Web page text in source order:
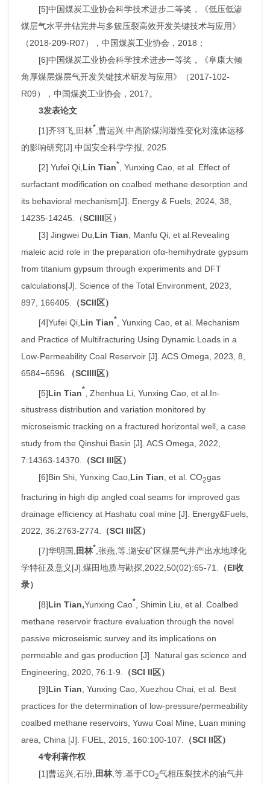
[5]中国煤炭工业协会科学技术进步二等奖，《低压低渗
煤层气水平井钻完井与多簇压裂高效开发关键技术与应用》
（2018-209-R07），中国煤炭工业协会，2018；
[6]中国煤炭工业协会科学技术进步一等奖，《阜康大倾
角厚煤层煤层气开发关键技术研发与应用》（2017-102-
R09），中国煤炭工业协会，2017。
3发表论文
[1]齐羽飞,田林* ,曹运兴.中高阶煤润湿性变化对流体运移
的影响研究[J].中国安全科学学报, 2025.
[2] Yufei Qi, Lin Tian* , Yunxing Cao, et al. Effect of
surfactant modification on coalbed methane desorption and
its behavioral mechanism[J]. Energy & Fuels, 2024, 38,
14235-14245.（SCIIII区）
[3] Jingwei Du, Lin Tian , Manfu Qi, et al.Revealing
maleic acid role in the preparation ofα-hemihydrate gypsum
from titanium gypsum through experiments and DFT
calculations[J]. Science of the Total Environment, 2023,
897, 166405.
（SCII区）
[4]Yufei Qi, Lin Tian* , Yunxing Cao, et al. Mechanism
and Practice of Multifracturing Using Dynamic Loads in a
Low-Permeability Coal Reservoir [J]. ACS Omega, 2023, 8,
6584−6596.
（SCIIII区）
[5]Lin Tian* , Zhenhua Li, Yunxing Cao, et al. In-
situstress distribution and variation monitored by
microseismic tracking on a fractured horizontal well, a case
study from the Qinshui Basin [J]. ACS Omega, 2022,
7:14363-14370. （SCI III区）
[6]Bin Shi, Yunxing Cao,Lin Tian, et al. CO2gas
fracturing in high dip angled coal seams for improved gas
drainage efficiency at Hashatu coal mine [J]. Energy&Fuels,
2022, 36:2763-2774. （SCI III区）
[7]华明国, 田林* ,张燕,等.潞安矿区煤层气井产出水地球化
学特征及意义[J].煤田地质与勘探,2022,50(02):65-71.
（EI收
录）
[8]Lin Tian,Yunxing Cao* , Shimin Liu, et al. Coalbed
methane reservoir fracture evaluation through the novel
passive microseismic survey and its implications on
permeable and gas production [J]. Natural gas science and
Engineering, 2020, 76:1-9.
（SCI II区）
[9]Lin Tian , Yunxing Cao, Xuezhou Chai, et al. Best
practices for the determination of low-pressure/permeability
coalbed methane reservoirs, Yuwu Coal Mine, Luan mining
area, China [J]. FUEL, 2015, 160:100-107.
（SCI II区）
4专利著作权
[1]曹运兴,石玢, 田林,等.基于CO2气相压裂技术的油气井